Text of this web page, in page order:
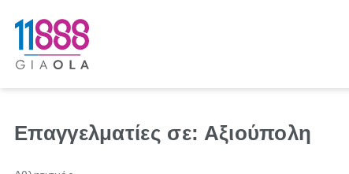
Επαγγελματίες σε: Αξιούπολη